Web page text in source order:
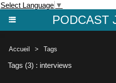
Select Language ▼
PODCAST
Accueil > Tags
Tags (3) : interviews